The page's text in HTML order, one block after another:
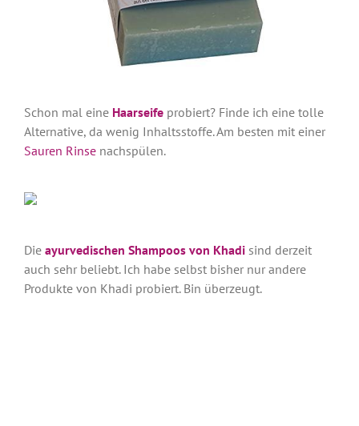
Schon mal eine Haarseife probiert? Finde ich eine tolle
Alternative, da wenig Inhaltsstoffe. Am besten mit einer
Sauren Rinsenachspülen.
Die ayurvedischen Shampoos von Khadisind derzeit
auch sehr beliebt. Ich habe selbst bisher nur andere
Produkte von Khadi probiert. Bin überzeugt.